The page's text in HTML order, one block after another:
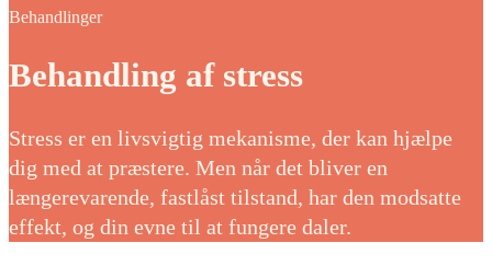
Behandlinger
Behandling af stress
Stress er en livsvigtig mekanisme, der kan hjælpe
dig med at præstere. Men når det bliver en
længerevarende, fastlåst tilstand, har den modsatte
effekt, og din evne til at fungere daler.